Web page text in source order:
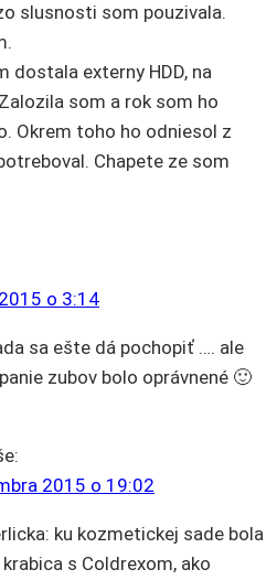
slusnosti som pouzivala.
dostala externy HDD, na
som a rok som ho
Okrem toho ho odniesol z
Chapete ze som
o 3:14
sa ešte dá pochopiť …. ale
zubov bolo oprávnené 🙂
2015 o 19:02
ku kozmetickej sade bola
s Coldrexom, ako